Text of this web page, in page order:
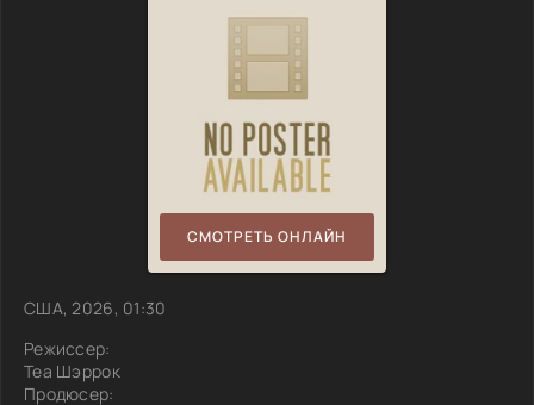
СМОТРЕТЬ ОНЛАЙН
США, 2026, 01:30
Режиссер:
Теа Шэррок
Продюсер: